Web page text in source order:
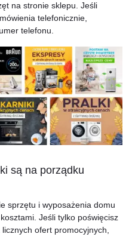
na stronie sklepu. Jeśli
telefonicznie,
telefonu.
są na porządku
sprzętu i wyposażenia domu
Jeśli tylko poświęcisz
ofert promocyjnych,